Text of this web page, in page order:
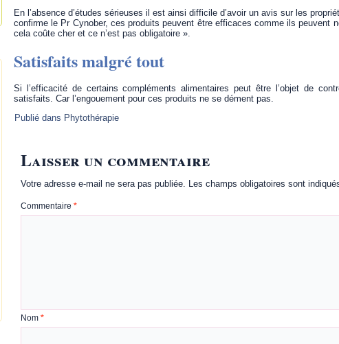
En l’absence d’études sérieuses il est ainsi difficile d’avoir un avis sur les
confirme le Pr Cynober, ces produits peuvent être efficaces comme ils peuvent
cela coûte cher et ce n’est pas obligatoire ».
Satisfaits malgré tout
Si l’efficacité de certains compléments alimentaires peut être l’objet de
satisfaits. Car l’engouement pour ces produits ne se dément pas.
Publié dans Phytothérapie
Laisser un commentaire
Votre adresse e-mail ne sera pas publiée. Les champs obligatoires sont
Commentaire *
Nom *